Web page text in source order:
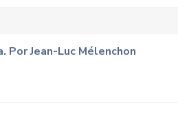
Jean-Luc Mélenchon